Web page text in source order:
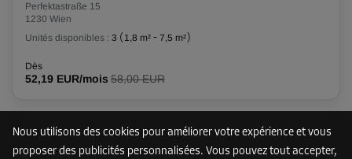
Nous utilisons des cookies pour améliorer votre expérience et vous
proposer des publicités personnalisées. Vous pouvez tout accepter,
Perfektastraße 15
1230 Wien
Unités disponibles : 3 ( 1,8 m² - 7,5 m²)
Dès
52,19 EUR/mois 58,00 EUR